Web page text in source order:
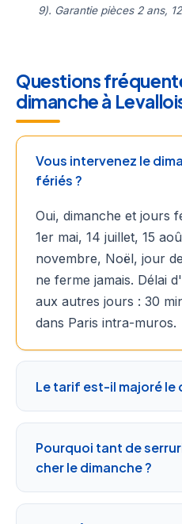
9). Garantie pièces 2 ans,
Questions
dimanche à
Vous intervenez le
fériés ?
Oui, dimanche et jours
1er mai, 14 juillet, 15
novembre, Noël, jour
ne ferme jamais. Délai
aux autres jours : 30
dans Paris intra-muros.
Le tarif est-il majoré le
Pourquoi tant de
cher le dimanche ?